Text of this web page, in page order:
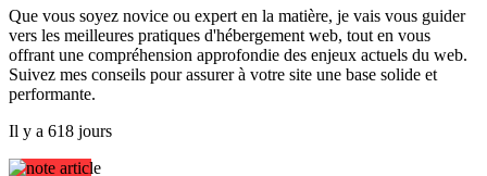
Que vous soyez novice ou expert en la matière, je vais vous guider
vers les meilleures pratiques d'hébergement web, tout en vous
offrant une compréhension approfondie des enjeux actuels du web.
Suivez mes conseils pour assurer à votre site une base solide et
performante.
Il y a 618 jours